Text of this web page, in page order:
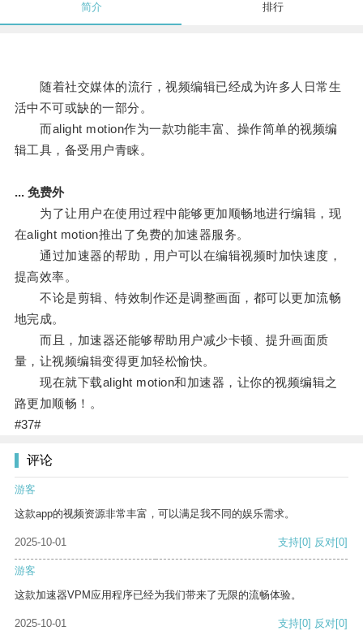
简介 排行
随着社交媒体的流行，视频编辑已经成为许多人日常生
活中不可或缺的一部分。
而alight motion作为一款功能丰富、操作简单的视频编
辑工具，备受用户青睐。
... 免费外
为了让用户在使用过程中能够更加顺畅地进行编辑，现
在alight motion推出了免费的加速器服务。
通过加速器的帮助，用户可以在编辑视频时加快速度，
提高效率。
不论是剪辑、特效制作还是调整画面，都可以更加流畅
地完成。
而且，加速器还能够帮助用户减少卡顿、提升画面质
量，让视频编辑变得更加轻松愉快。
现在就下载alight motion和加速器，让你的视频编辑之
路更加顺畅！。
#37#
评论
游客
这款app的视频资源非常丰富，可以满足我不同的娱乐需求。
2025-10-01 支持[0] 反对[0]
游客
这款加速器VPM应用程序已经为我们带来了无限的流畅体验。
2025-10-01 支持[0] 反对[0]